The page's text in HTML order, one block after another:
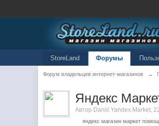
StoreLand Форумы
Форум владельцев интернет-магазинов →
Яндекс
Автор Daniil.Yandex.Market,
яндекс магазин маркет